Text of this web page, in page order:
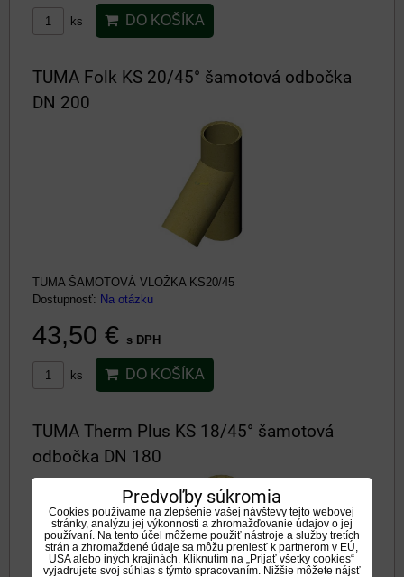
ks DO KOŠÍKA
TUMA Folk KS 20/45° šamotová odbočka
DN 200
TUMA ŠAMOTOVÁ VLOŽKA KS20/45
Dostupnosť: Na otázku
43,50 € s DPH
ks DO KOŠÍKA
TUMA Therm Plus KS 18/45° šamotová
odbočka DN 180
Predvoľby súkromia
Cookies používame na zlepšenie vašej návštevy tejto webovej
stránky, analýzu jej výkonnosti a zhromažďovanie údajov o jej
používaní. Na tento účel môžeme použiť nástroje a služby tretích
strán a zhromaždené údaje sa môžu preniesť k partnerom v EÚ,
USA alebo iných krajinách. Kliknutím na „Prijať všetky cookies“
vyjadrujete svoj súhlas s týmto spracovaním. Nižšie môžete nájsť